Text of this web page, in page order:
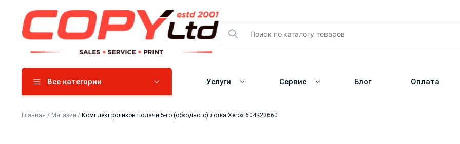
Все категории Услуги Сервис Блог Оплата
Главная / Магазин / Комплект роликов подачи 5-го (обходного) лотка Xerox 604K23660